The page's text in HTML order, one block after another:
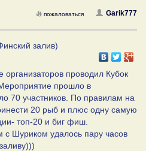
Garik777
пожаловаться
залив)
организаторов проводил Кубок
прошло в
70 участников. По правилам на
20 рыб и плюс одну самую
топ-20 и биг фиш.
с Шуриком удалось пару часов